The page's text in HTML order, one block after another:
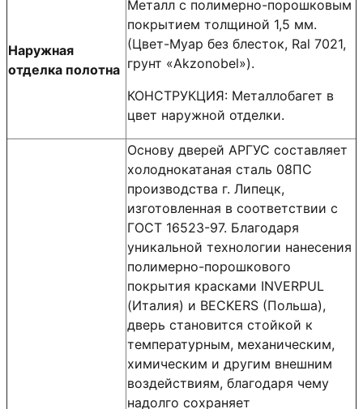
Наружная
отделка полотна
Металл с полимерно-порошковым
покрытием толщиной 1,5 мм.
(Цвет-Муар без блесток, Ral 7021,
грунт «Akzonobel»).
КОНСТРУКЦИЯ: Металлобагет в
цвет наружной отделки.
Основу дверей АРГУС составляет
холоднокатаная сталь 08ПС
производства г. Липецк,
изготовленная в соответствии с
ГОСТ 16523-97. Благодаря
уникальной технологии нанесения
полимерно-порошкового
покрытия красками INVERPUL
(Италия) и BECKERS (Польша),
дверь становится стойкой к
температурным, механическим,
химическим и другим внешним
воздействиям, благодаря чему
надолго сохраняет